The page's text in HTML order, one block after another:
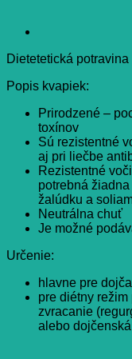
Dietetetická
Popis kvapiek:
Prirodzené –
toxínov
Sú rezistentné
aj pri liečbe
Rezistentné
potrebná
žalúdku a
Neutrálna chuť
Je možné
Určenie:
hlavne pre
pre diétny
zvracanie
alebo